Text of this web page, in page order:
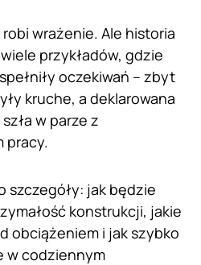
wrażenie. Ale historia
przykładów, gdzie
oczekiwań – zbyt
kruche, a deklarowana
w parze z
pracy.
szczegóły: jak będzie
konstrukcji, jakie
obciążeniem i jak szybko
w codziennym